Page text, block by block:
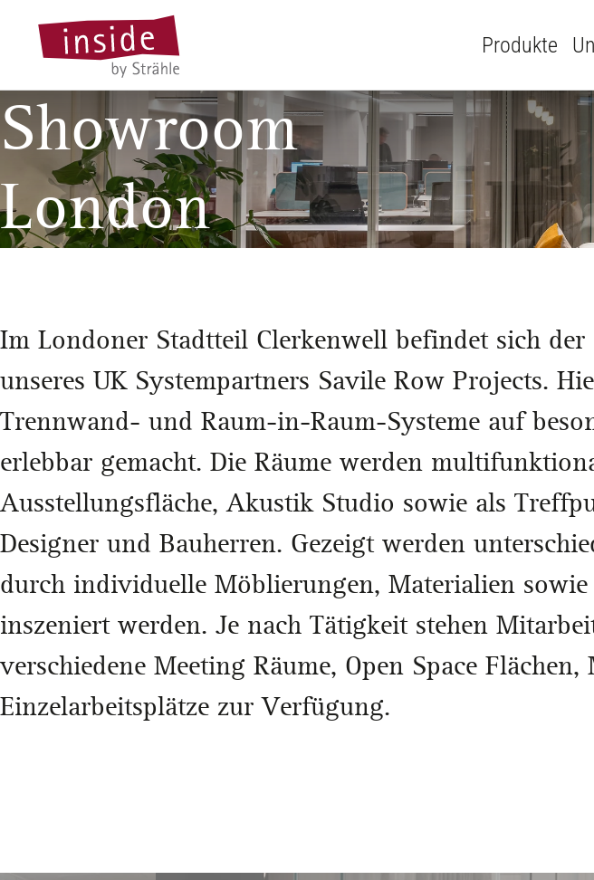
Produkte
Showroom
London
Im Londoner Stadtteil Clerkenwell befindet sich
unseres UK Systempartners Savile Row Projects.
Trennwand- und Raum-in-Raum-Systeme auf
erlebbar gemacht. Die Räume werden
Ausstellungsfläche, Akustik Studio sowie als
Designer und Bauherren. Gezeigt werden
durch individuelle Möblierungen, Materialien
inszeniert werden. Je nach Tätigkeit stehen
verschiedene Meeting Räume, Open Space
Einzelarbeitsplätze zur Verfügung.